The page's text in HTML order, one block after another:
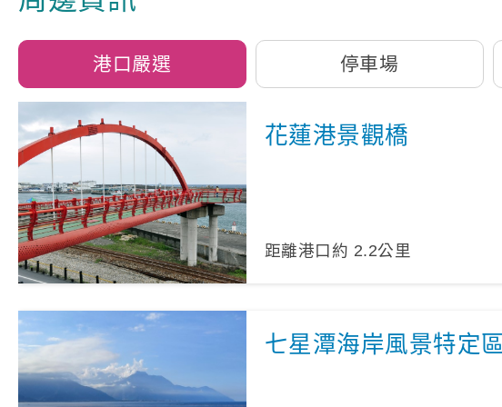
港口嚴選
花蓮港景觀橋
距離港口約 2.2公里
七星潭海岸風景特定區
停車場